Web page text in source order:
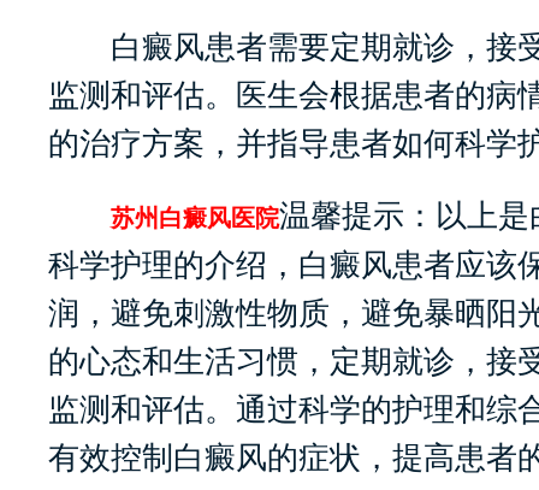
白癜风患者需要定期就诊，接
监测和评估。医生会根据患者的病
的治疗方案，并指导患者如何科学
苏州白癜风医院温馨提示：以上
科学护理的介绍，白癜风患者应该
润，避免刺激性物质，避免暴晒阳
的心态和生活习惯，定期就诊，接
监测和评估。通过科学的护理和综
有效控制白癜风的症状，提高患者